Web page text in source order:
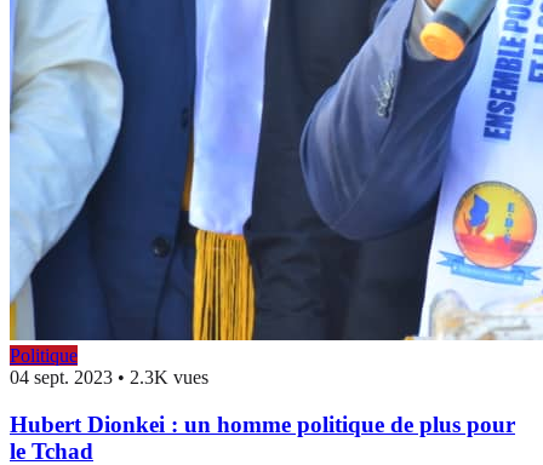
Politique
04 sept. 2023 • 2.3K vues
Hubert Dionkei : un homme politique de plus pour
le Tchad